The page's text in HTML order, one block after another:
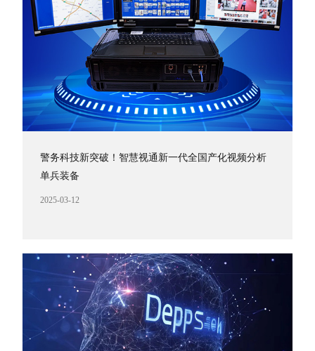
警务科技新突破！智慧视通新一代全国产化视频分析
单兵装备
2025-03-12